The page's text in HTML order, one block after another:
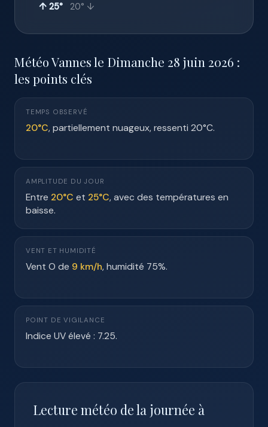
↑ 25° 20° ↓
Météo Vannes le Dimanche 28 juin 2026 :
les points clés
TEMPS OBSERVÉ
20°C, partiellement nuageux, ressenti 20°C.
AMPLITUDE DU JOUR
Entre 20°C et 25°C, avec des températures en
baisse.
VENT ET HUMIDITÉ
Vent O de 9 km/h, humidité 75%.
POINT DE VIGILANCE
Indice UV élevé : 7.25.
Lecture météo de la journée à